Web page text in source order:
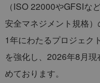
（ISO 22000やGFSIな
安全マネジメント規格
1年にわたるプロジェク
を強化し、2026年8月
めております。